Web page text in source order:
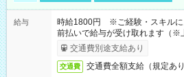
給与
時給1800円 ※ご経験・スキルに
前払いで給与が受け取れます（※
交通費別途支給あり
交通費 交通費全額支給（規定あり